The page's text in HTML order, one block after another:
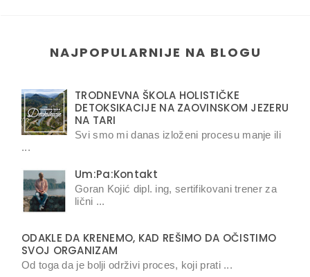
NAJPOPULARNIJE NA BLOGU
TRODNEVNA ŠKOLA HOLISTIČKE
DETOKSIKACIJE NA ZAOVINSKOM JEZERU
NA TARI
Svi smo mi danas izloženi procesu manje ili
...
Um:Pa:Kontakt
Goran Kojić dipl. ing, sertifikovani trener za
lični ...
ODAKLE DA KRENEMO, KAD REŠIMO DA OČISTIMO
SVOJ ORGANIZAM
Od toga da je bolji održivi proces, koji prati ...